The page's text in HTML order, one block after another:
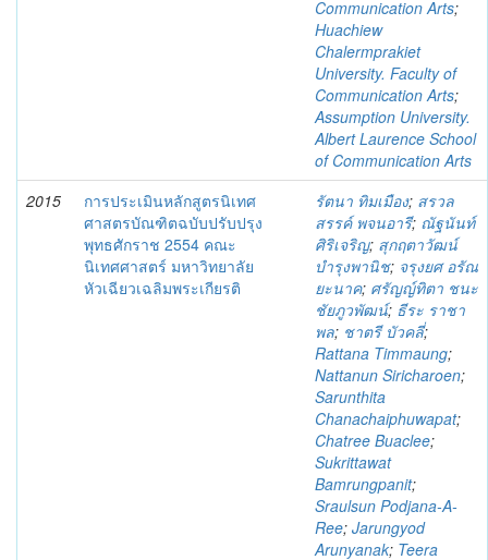
Communication Arts;
Huachiew
Chalermprakiet
University. Faculty of
Communication Arts;
Assumption University.
Albert Laurence School
of Communication Arts
2015
การประเมินหลักสูตรนิเทศ
ศาสตรบัณฑิตฉบับปรับปรุง
พุทธศักราช 2554 คณะ
นิเทศศาสตร์ มหาวิทยาลัย
หัวเฉียวเฉลิมพระเกียรติ
รัตนา ทิมเมือง; สรวล
สรรค์ พจนอารี; ณัฐนันท์
ศิริเจริญ; สุกฤตาวัฒน์
บำรุงพานิช; จรุงยศ อรัณ
ยะนาค; ศรัญญ์ทิตา ชนะ
ชัยภูวพัฒน์; ธีระ ราชา
พล; ชาตรี บัวคลี่;
Rattana Timmaung;
Nattanun Siricharoen;
Sarunthita
Chanachaiphuwapat;
Chatree Buaclee;
Sukrittawat
Bamrungpanit;
Sraulsun Podjana-A-
Ree; Jarungyod
Arunyanak; Teera